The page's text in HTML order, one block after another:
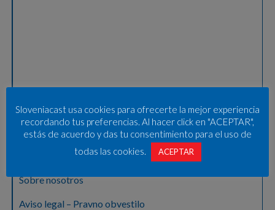
Sobre nosotros
Aviso legal – Pravno obvestilo
Sloveniacast usa cookies para ofrecerte la mejor experiencia
recordando tus preferencias. Al hacer click en "ACEPTAR",
estás de acuerdo y das tu consentimiento para el uso de
todas las cookies.
ACEPTAR